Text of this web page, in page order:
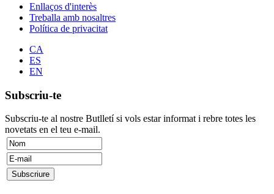
Enllaços d'interès
Treballa amb nosaltres
Política de privacitat
CA
ES
EN
Subscriu-te
Subscriu-te al nostre Butlletí si vols estar informat i rebre totes les
novetats en el teu e-mail.